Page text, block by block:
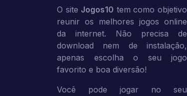
O site Jogos10 tem como objetivo
reunir os melhores jogos online
da internet. Não precisa de
download nem de instalação,
apenas escolha o seu jogo
favorito e boa diversão!
Você pode jogar no seu